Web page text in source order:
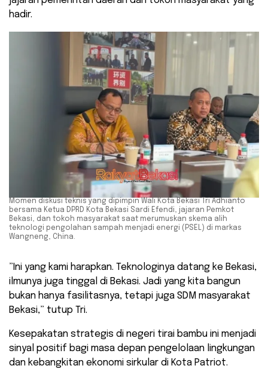
hadir.
Momen diskusi teknis yang dipimpin Wali Kota Bekasi Tri Adhianto
bersama Ketua DPRD Kota Bekasi Sardi Efendi, jajaran Pemkot
Bekasi, dan tokoh masyarakat saat merumuskan skema alih
teknologi pengolahan sampah menjadi energi (PSEL) di markas
Wangneng, China.
​”Ini yang kami harapkan. Teknologinya datang ke Bekasi,
ilmunya juga tinggal di Bekasi. Jadi yang kita bangun
bukan hanya fasilitasnya, tetapi juga SDM masyarakat
Bekasi,” tutup Tri.
​Kesepakatan strategis di negeri tirai bambu ini menjadi
sinyal positif bagi masa depan pengelolaan lingkungan
dan kebangkitan ekonomi sirkular di Kota Patriot.